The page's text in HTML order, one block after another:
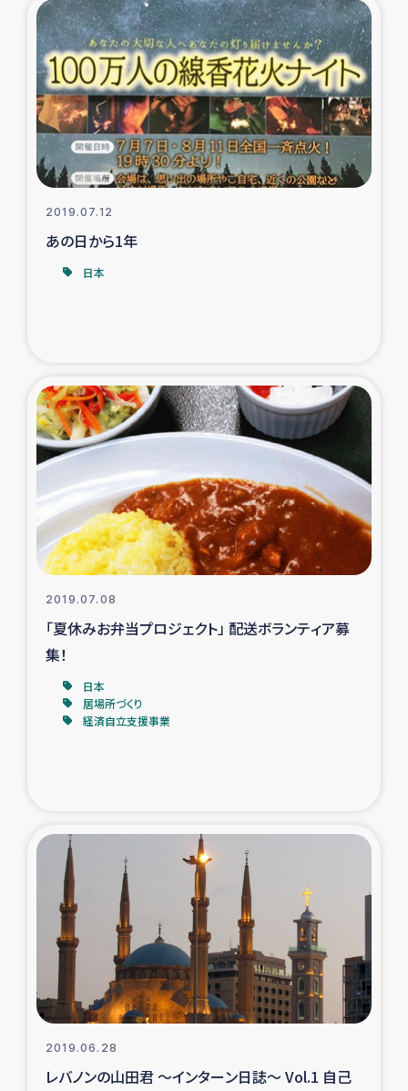
トルコ・シリア地震被災者支援
デニヤヤ小規模紅茶農家支援
コーヒー生産者支援
アイナロ県マウベシ郡でのコーヒー畑改善事業
ベイルート大規模爆発被災者支援
2019.07.12
あの日から1年
日本
2019.07.08
「夏休みお弁当プロジェクト」 配送ボランティア募
集！
日本
居場所づくり
経済自立支援事業
2019.06.28
レバノンの山田君 ～インターン日誌～ Vol.1 自己